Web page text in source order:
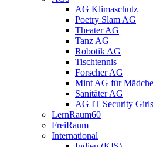
AG Klimaschutz
Poetry Slam AG
Theater AG
Tanz AG
Robotik AG
Tischtennis
Forscher AG
Mint AG für
Sanitäter AG
AG IT Security Girls
LernRaum60
FreiRaum
International